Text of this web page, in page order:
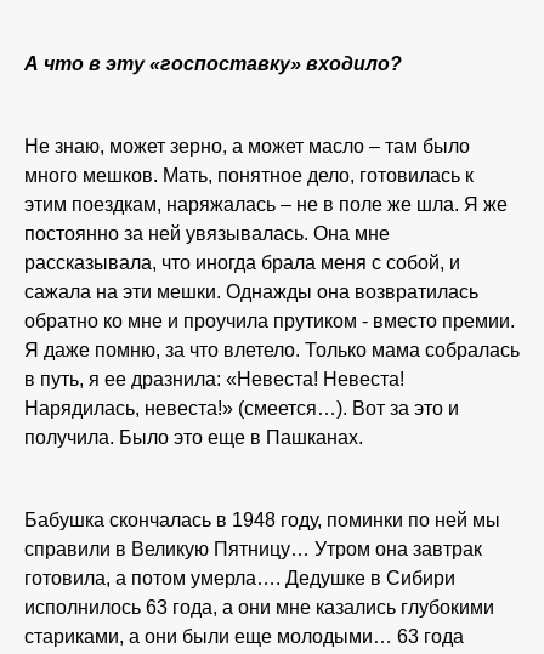
А что в эту «госпоставку» входило?
Не знаю, может зерно, а может масло – там было
много мешков. Мать, понятное дело, готовилась к
этим поездкам, наряжалась – не в поле же шла. Я же
постоянно за ней увязывалась. Она мне
рассказывала, что иногда брала меня с собой, и
сажала на эти мешки. Однажды она возвратилась
обратно ко мне и проучила прутиком - вместо премии.
Я даже помню, за что влетело. Только мама собралась
в путь, я ее дразнила: «Невеста! Невеста!
Нарядилась, невеста!» (смеется…). Вот за это и
получила. Было это еще в Пашканах.
Бабушка скончалась в 1948 году, поминки по ней мы
справили в Великую Пятницу… Утром она завтрак
готовила, а потом умерла…. Дедушке в Сибири
исполнилось 63 года, а они мне казались глубокими
стариками, а они были еще молодыми… 63 года